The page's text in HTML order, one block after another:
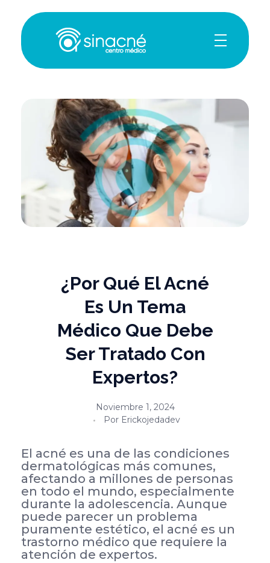
¿Por Qué El Acné
Es Un Tema
Médico Que Debe
Ser Tratado Con
Expertos?
Noviembre 1, 2024
Por Erickojedadev
El acné es una de las condiciones
dermatológicas más comunes,
afectando a millones de personas
en todo el mundo, especialmente
durante la adolescencia. Aunque
puede parecer un problema
puramente estético, el acné es un
trastorno médico que requiere la
atención de expertos.